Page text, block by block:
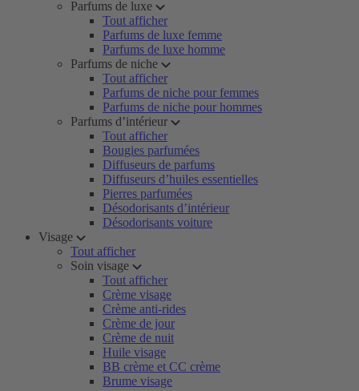
Parfums de luxe
Tout afficher
Parfums de luxe femme
Parfums de luxe homme
Parfums de niche
Tout afficher
Parfums de niche pour femmes
Parfums de niche pour hommes
Parfums d’intérieur
Tout afficher
Bougies parfumées
Diffuseurs de parfums
Diffuseurs d’huiles essentielles
Pierres parfumées
Désodorisants d’intérieur
Désodorisants voiture
Visage
Tout afficher
Soin visage
Tout afficher
Crème visage
Crème anti-rides
Crème de jour
Crème de nuit
Huile visage
BB crème et CC crème
Brume visage